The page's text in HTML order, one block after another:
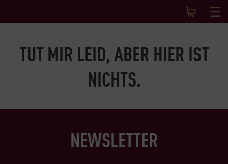
TUT MIR LEID, ABER HIER IST
NICHTS.
NEWSLETTER